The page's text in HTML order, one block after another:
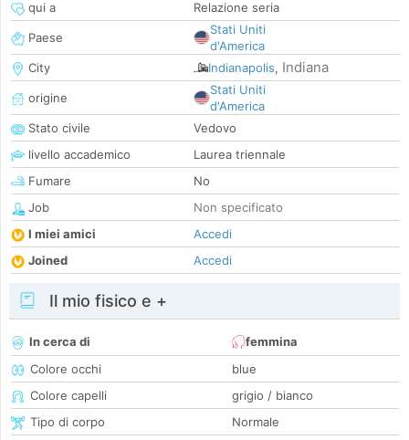
qui a
Relazione seria
Paese
Stati Uniti
d'America
City
Indianapolis, Indiana
origine
Stati Uniti
d'America
Stato civile
Vedovo
livello accademico
Laurea triennale
Fumare
No
Job
Non specificato
I miei amici
Accedi
Joined
Accedi
Il mio fisico e +
In cerca di
femmina
Colore occhi
blue
Colore capelli
grigio / bianco
Tipo di corpo
Normale